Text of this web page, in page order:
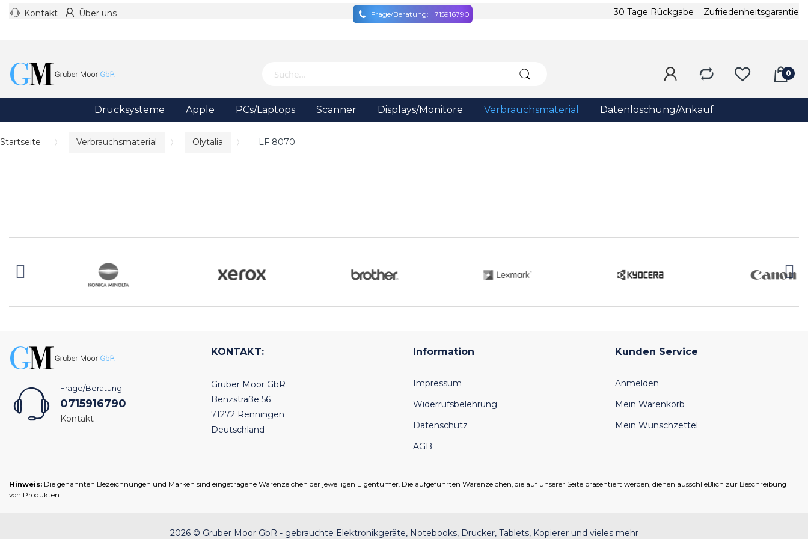
Kontakt Über uns Frage/Beratung: 715916790 30 Tage Rückgabe Zufriedenheitsgarantie
Drucksysteme Apple PCs/Laptops Scanner Displays/Monitore Verbrauchsmaterial Datenlöschung/Ankauf
Startseite Verbrauchsmaterial Olytalia LF 8070
Frage/Beratung
0715916790
Kontakt
KONTAKT:
Gruber Moor GbR
Benzstraße 56
71272 Renningen
Deutschland
Information
Impressum
Widerrufsbelehrung
Datenschutz
AGB
Kunden Service
Anmelden
Mein Warenkorb
Mein Wunschzettel
Hinweis: Die genannten Bezeichnungen und Marken sind eingetragene Warenzeichen der jeweiligen Eigentümer. Die aufgeführten Warenzeichen, die auf unserer Seite präsentiert werden, dienen ausschließlich zur Beschreibung
von Produkten.
2026 © Gruber Moor GbR - gebrauchte Elektronikgeräte, Notebooks, Drucker, Tablets, Kopierer und vieles mehr